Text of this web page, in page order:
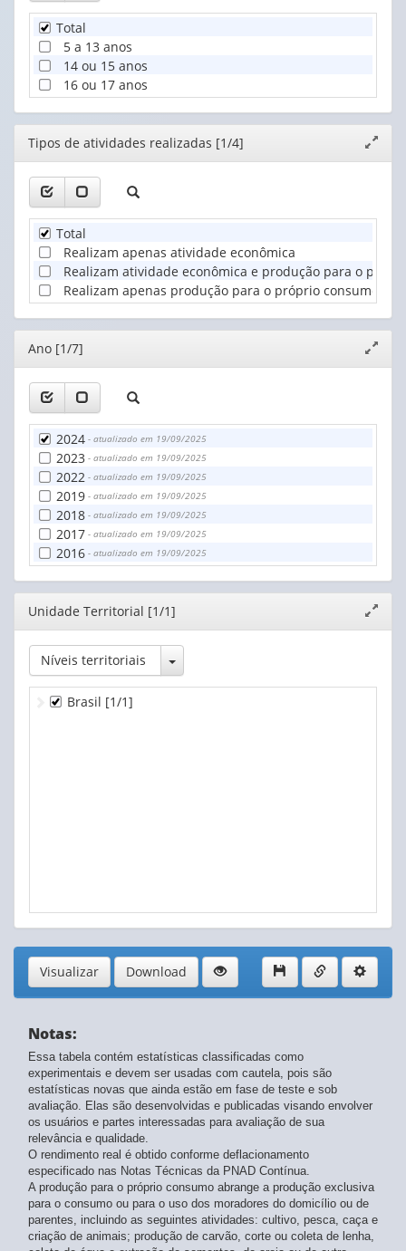
Total
5 a 13 anos
14 ou 15 anos
16 ou 17 anos
Editor
janela
Tipos de atividades realizadas [1/4]
Total
Realizam apenas atividade econômica
Realizam atividade econômica e produção para o
Realizam apenas produção para o próprio consumo
Editor
janela
Ano [1/7]
2024 - atualizado em 19/09/2025
2023 - atualizado em 19/09/2025
2022 - atualizado em 19/09/2025
2019 - atualizado em 19/09/2025
2018 - atualizado em 19/09/2025
2017 - atualizado em 19/09/2025
2016 - atualizado em 19/09/2025
Editor
janela
Unidade Territorial [1/1]
Níveis territoriais Toggle Dropdown
Brasil [1/1]
Visualizar Download
Notas:
Essa tabela contém estatísticas classificadas como
experimentais e devem ser usadas com cautela, pois são
estatísticas novas que ainda estão em fase de teste e sob
avaliação. Elas são desenvolvidas e publicadas visando envolver
os usuários e partes interessadas para avaliação de sua
relevância e qualidade.
O rendimento real é obtido conforme deflacionamento
especificado nas Notas Técnicas da PNAD Contínua.
A produção para o próprio consumo abrange a produção exclusiva
para o consumo ou para o uso dos moradores do domicílio ou de
parentes, incluindo as seguintes atividades: cultivo, pesca, caça e
criação de animais; produção de carvão, corte ou coleta de lenha,